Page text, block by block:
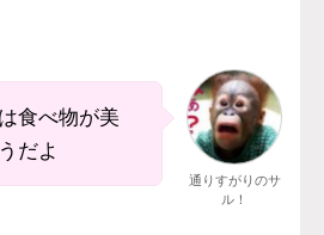
食べ物が美
だよ
通りすがりのサ
ル！